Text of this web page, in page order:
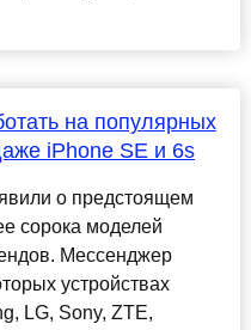
на популярных
iPhone SE и 6s
о предстоящем
сорока моделей
Мессенджер
устройствах
LG, Sony, ZTE,